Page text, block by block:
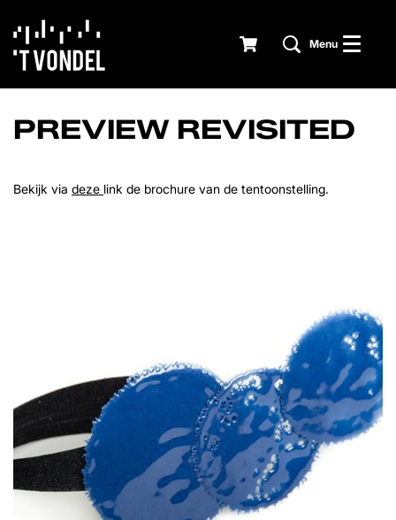
Menu
PREVIEW REVISITED
Bekijk via deze link de brochure van de tentoonstelling.